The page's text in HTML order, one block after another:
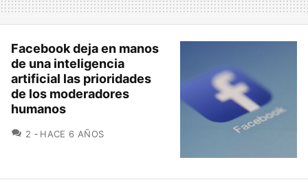
Facebook deja en manos
de una inteligencia
artificial las prioridades
de los moderadores
humanos
2 COMENTARIOS
HACE 6 AÑOS